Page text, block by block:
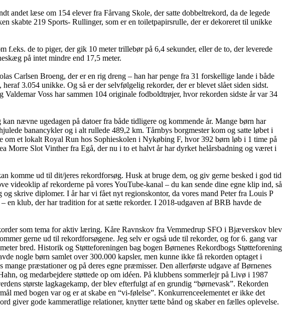
andet læse om 154 elever fra Fårvang Skole, der satte dobbeltrekord, da de legede
skabte 219 Sports- Rullinger, som er en toiletpapirsrulle, der er dekoreret til unikke
de to piger, der gik 10 meter trillebør på 6,4 sekunder, eller de to, der leverede
på intet mindre end 17,5 meter.
Carlsen Broeng, der er en rig dreng – han har penge fra 31 forskellige lande i både
3.054 unikke. Og så er der selvfølgelig rekorder, der er blevet slået siden sidst.
Voss har sammen 104 originale fodboldtrøjer, hvor rekorden sidste år var 34
nævne ugedagen på datoer fra både tidligere og kommende år. Mange børn har
banancykler og i alt rullede 489,2 km. Tårnbys borgmester kom og satte løbet i
om et lokalt Royal Run hos Sophieskolen i Nykøbing F, hvor 392 børn løb i 1 time på
Morre Slot Vinther fra Egå, der nu i to et halvt år har dyrket helårsbadning og været i
komme ud til dit/jeres rekordforsøg. Husk at bruge dem, og giv gerne besked i god tid
videoklip af rekorderne på vores YouTube-kanal – du kan sende dine egne klip ind, så
skrive diplomer. I år har vi fået nyt regionskontor, da vores mand Peter fra Louis P
klub, der har tradition for at sætte rekorder. I 2018-udgaven af BRB havde de
som tema for aktiv læring. Kåre Ravnskov fra Vemmedrup SFO i Bjæverskov blev
gerne ud til rekordforsøgene. Jeg selv er også ude til rekorder, og for 6. gang var
bred. Historik og Støtteforeningen bag bogen Børnenes Rekordbogs Støtteforening
nogle børn samlet over 300.000 kapsler, men kunne ikke få rekorden optaget i
præstationer og på deres egne præmisser. Den allerførste udgave af Børnenes
og medarbejdere støttede op om idéen. På klubbens sommerlejr på Livø i 1987
største lagkagekamp, der blev efterfulgt af en grundig “børnevask”. Rekorden
med bogen var og er at skabe en “vi-følelse”. Konkurrenceelementet er ikke det
giver gode kammeratlige relationer, knytter tætte bånd og skaber en fælles oplevelse.